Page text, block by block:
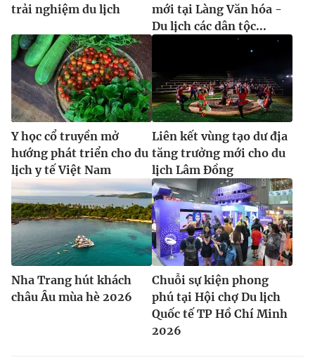
® Cấm sao chép dưới mọi hình thức nếu không có sự chấp
thuận bằng văn bản. Ghi rõ nguồn VTV.vn khi phát hành lại
thông tin từ website này.
trải nghiệm du lịch
mới tại Làng Văn hóa -
Du lịch các dân tộc...
Y học cổ truyền mở
hướng phát triển cho du
lịch y tế Việt Nam
Liên kết vùng tạo dư địa
tăng trưởng mới cho du
lịch Lâm Đồng
Nha Trang hút khách
châu Âu mùa hè 2026
Chuỗi sự kiện phong
phú tại Hội chợ Du lịch
Quốc tế TP Hồ Chí Minh
2026